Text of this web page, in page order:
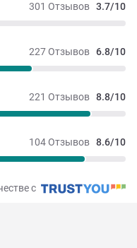
301 Отзывов 3.7/10
227 Отзывов 6.8/10
221 Отзывов 8.8/10
104 Отзывов 8.6/10
с